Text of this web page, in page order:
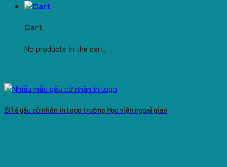
Cart
No products in the cart.
Sỉ lẻ gấu cử nhân in logo trường Học viện ngoại giao